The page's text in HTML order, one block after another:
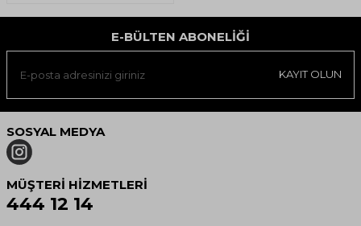
E-BÜLTEN ABONELIĞI
KAYIT OLUN
SOSYAL MEDYA
MÜŞTERI HIZMETLERI
444 12 14